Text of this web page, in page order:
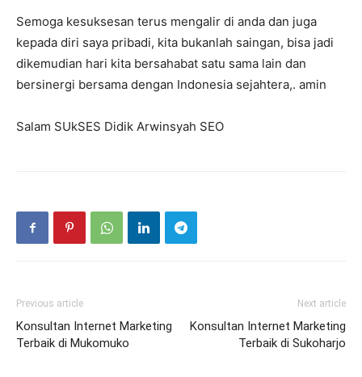
Semoga kesuksesan terus mengalir di anda dan juga
kepada diri saya pribadi, kita bukanlah saingan, bisa jadi
dikemudian hari kita bersahabat satu sama lain dan
bersinergi bersama dengan Indonesia sejahtera,. amin
Salam SUkSES Didik Arwinsyah SEO
Previous article
Konsultan Internet Marketing
Terbaik di Mukomuko
Next article
Konsultan Internet Marketing
Terbaik di Sukoharjo